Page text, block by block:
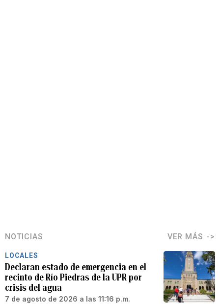
NOTICIAS VER MÁS
LOCALES
Declaran estado de emergencia en el
recinto de Río Piedras de la UPR por
crisis del agua
7 de agosto de 2026 a las 11:16 p.m.